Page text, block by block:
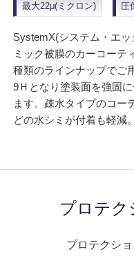
最大22μ(ミクロン) 圧
SystemX(システム・エ
ミック被膜のカーコーテ
種類のラインナップでご
9Ｈとなり塗装面を強固
ます。疎水タイプのコー
どの水シミが付着も軽減。
プロテク
プロテクシ